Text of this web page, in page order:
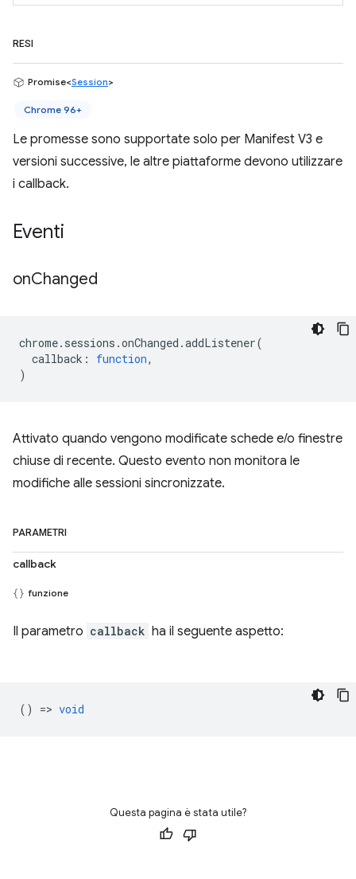
RESI
Promise<Session>
Chrome 96+
Le promesse sono supportate solo per Manifest V3 e
versioni successive, le altre piattaforme devono utilizzare
i callback.
Eventi
onChanged
chrome. sessions .onChanged .addListener(
callback : function,
)
Attivato quando vengono modificate schede e/o finestre
chiuse di recente. Questo evento non monitora le
modifiche alle sessioni sincronizzate.
PARAMETRI
callback
funzione
Il parametro callback ha il seguente aspetto:
() => void
Questa pagina è stata utile?